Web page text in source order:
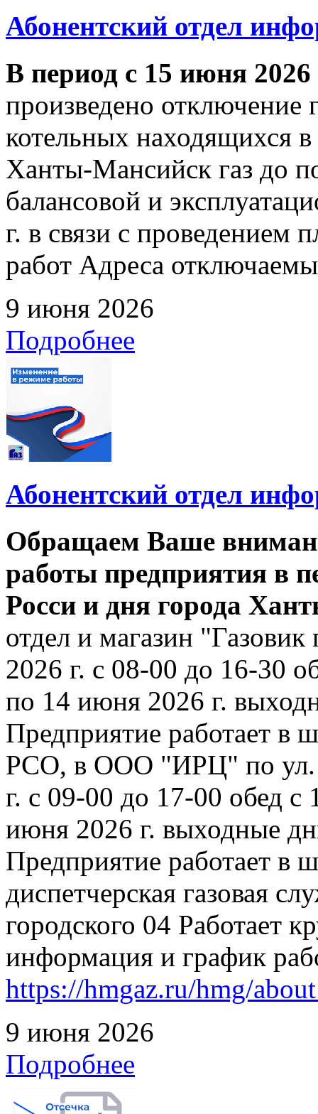
Абонентский отдел
В период с 15 июня
произведено отключение
котельных находящихся
Ханты-Мансийск газ до
балансовой и
г. в связи с проведением
работ Адреса
9 июня 2026
Подробнее
Абонентский отдел
Обращаем Ваше
работы предприятия в
Росси и дня города
отдел и магазин
2026 г. с 08-00 до 16-30
по 14 июня 2026 г.
Предприятие работает в
РСО, в ООО "ИРЦ" по ул.
г. с 09-00 до 17-00 обед
июня 2026 г. выходные
Предприятие работает в
диспетчерская газовая
городского 04 Работает
информация и график
https://hmgaz.ru/hmg/
9 июня 2026
Подробнее